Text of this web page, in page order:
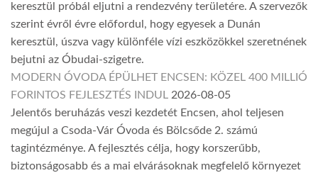
keresztül próbál eljutni a rendezvény területére. A szervezők
szerint évről évre előfordul, hogy egyesek a Dunán
keresztül, úszva vagy különféle vízi eszközökkel szeretnének
bejutni az Óbudai-szigetre.
MODERN ÓVODA ÉPÜLHET ENCSEN: KÖZEL 400 MILLIÓ
FORINTOS FEJLESZTÉS INDUL 2026-08-05
Jelentős beruházás veszi kezdetét Encsen, ahol teljesen
megújul a Csoda-Vár Óvoda és Bölcsőde 2. számú
tagintézménye. A fejlesztés célja, hogy korszerűbb,
biztonságosabb és a mai elvárásoknak megfelelő környezet